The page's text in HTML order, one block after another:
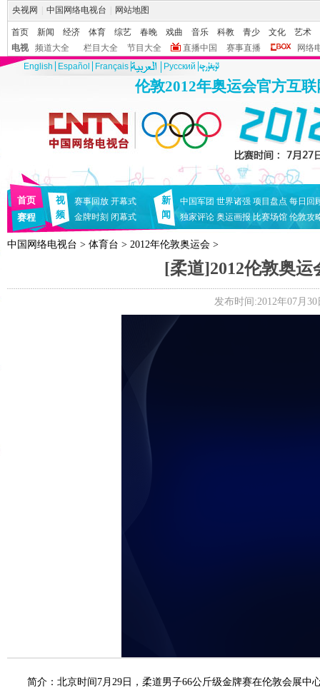
央视网 中国网络电视台 网站地图
首页 新闻 经济 体育 综艺 春晚 戏曲 音乐 科教 青少 文化
艺术
电视
频道大全 栏目大全 节目大全 直播中国 赛事直播
网络
English
Español Français Pусский
伦敦2012年奥运会官方互
首页
赛程
视
频
赛事回放 开幕式
金牌时刻 闭幕式
新
闻
中国军团 世界诸强 项目盘点 每日回
独家评论 奥运画报 比赛场馆 伦敦攻
中国网络电视台 > 体育台 > 2012年伦敦奥运会 >
[柔道]2012伦敦奥
发布时间:2012年07月
简介：北京时间7月29日，柔道男子66公斤级金牌赛在伦敦会展中